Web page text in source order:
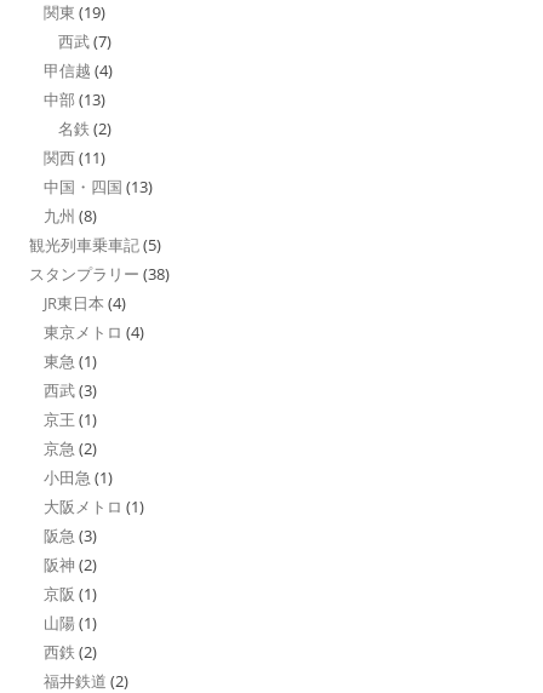
関東 (19)
西武(7)
甲信越 (4)
中部 (13)
名鉄 (2)
関西(11)
中国・四国 (13)
九州 (8)
観光列車乗車記(5)
スタンプラリー (38)
JR東日本 (4)
東京メトロ (4)
東急 (1)
西武(3)
京王 (1)
京急 (2)
小田急 (1)
大阪メトロ (1)
阪急 (3)
阪神 (2)
京阪 (1)
山陽 (1)
西鉄 (2)
福井鉄道 (2)